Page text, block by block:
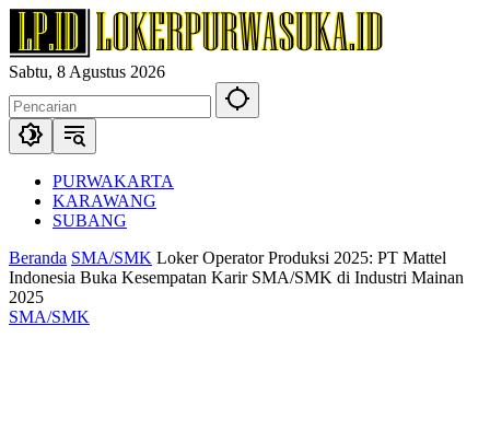
Langsung
konten
Sabtu, 8 Agustus 2026
PURWAKARTA
KARAWANG
SUBANG
Beranda SMA/SMK Loker Operator Produksi 2025: PT Mattel
Indonesia Buka Kesempatan Karir SMA/SMK di Industri Mainan
2025
SMA/SMK